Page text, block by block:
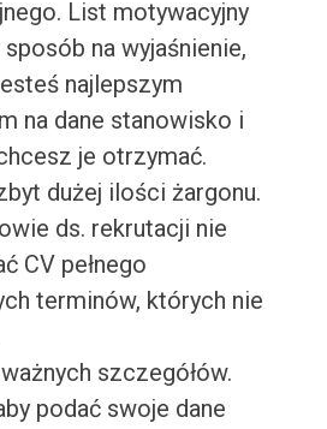
List motywacyjny
na wyjaśnienie,
najlepszym
na dane stanowisko i
je otrzymać.
dużej ilości żargonu.
ds. rekrutacji nie
CV pełnego
terminów, których nie
szczegółów.
podać swoje dane